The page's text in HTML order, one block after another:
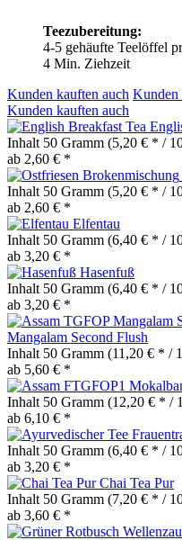
Teezubereitung:
4-5 gehäufte Teelöffel
4 Min. Ziehzeit
Kunden kauften auch Kunden
Kunden kauften auch
Inhalt 50 Gramm (5,20 € * /
ab 2,60 € *
Inhalt 50 Gramm (5,20 € * /
ab 2,60 € *
Elfentau
Inhalt 50 Gramm (6,40 € * /
ab 3,20 € *
Hasenfuß
Inhalt 50 Gramm (6,40 € * /
ab 3,20 € *
Mangalam Second Flush
Inhalt 50 Gramm (11,20 € * /
ab 5,60 € *
Inhalt 50 Gramm (12,20 € * /
ab 6,10 € *
Inhalt 50 Gramm (6,40 € * /
ab 3,20 € *
Chai Tea Pur
Inhalt 50 Gramm (7,20 € * /
ab 3,60 € *